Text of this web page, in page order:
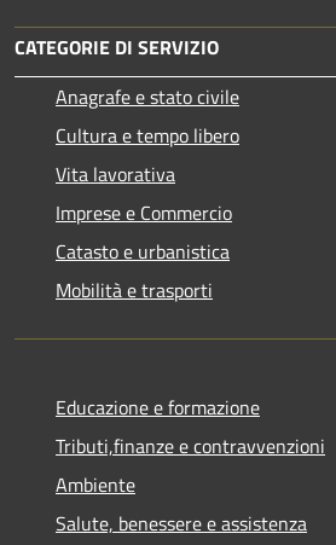
CATEGORIE DI SERVIZIO
Anagrafe e stato civile
Cultura e tempo libero
Vita lavorativa
Imprese e Commercio
Catasto e urbanistica
Mobilità e trasporti
Educazione e formazione
Tributi,finanze e contravvenzioni
Ambiente
Salute, benessere e assistenza